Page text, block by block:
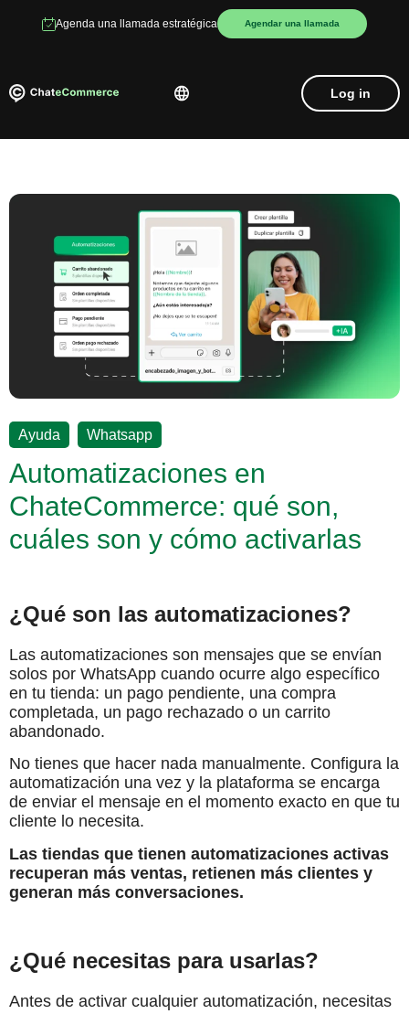
Agenda una llamada estratégica Agendar una llamada
Log in
Ayuda Whatsapp
Automatizaciones en
ChateCommerce: qué son,
cuáles son y cómo activarlas
¿Qué son las automatizaciones?
Las automatizaciones son mensajes que se envían
solos por WhatsApp cuando ocurre algo específico
en tu tienda: un pago pendiente, una compra
completada, un pago rechazado o un carrito
abandonado.
No tienes que hacer nada manualmente. Configura la
automatización una vez y la plataforma se encarga
de enviar el mensaje en el momento exacto en que tu
cliente lo necesita.
Las tiendas que tienen automatizaciones activas
recuperan más ventas, retienen más clientes y
generan más conversaciones.
¿Qué necesitas para usarlas?
Antes de activar cualquier automatización, necesitas